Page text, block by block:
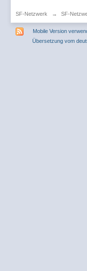
SF-Netzwerk → SF-
Mobile Version
Übersetzung vom